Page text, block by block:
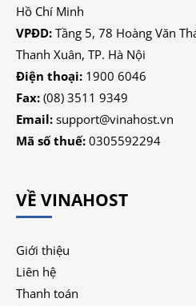
Hồ Chí Minh
VPĐD: Tầng 5, 78 Hoàng Văn
Thanh Xuân, TP. Hà Nội
Điện thoại: 1900 6046
Fax: (08) 3511 9349
Email: support@vinahost.vn
Mã số thuế: 0305592294
VỀ VINAHOST
Giới thiệu
Liên hệ
Thanh toán